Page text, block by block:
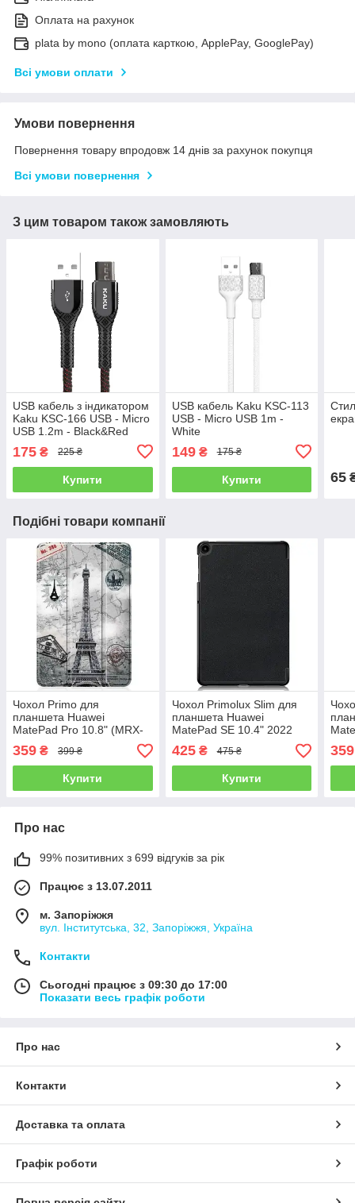
Оплата на рахунок
plata by mono (оплата карткою, ApplePay, GooglePay)
Всі умови оплати
Умови повернення
Повернення товару впродовж 14 днів за рахунок покупця
Всі умови повернення
З цим товаром також замовляють
USB кабель з індикатором
Kaku KSC-166 USB - Micro
USB 1.2m - Black&Red
175 ₴ 225 ₴
Купити
USB кабель Kaku KSC-113
USB - Micro USB 1m -
White
149₴ 175 ₴
Купити 65
Подібні товари компанії
Чохол Primo для
планшета Huawei
MatePad Pro 10.8" (MRX-
W09 / MRX-W19 / MRX-
AL09) Slim - Paris
359 ₴ 399 ₴
Купити
Чохол Primolux Slim для
планшета Huawei
MatePad SE 10.4" 2022
(AGS5-L09 / AGS5-W09 /
AGS5-W00) - Black
425₴ 475 ₴
Купити
359
Про нас
99% позитивних з 699 відгуків за рік
Працює з 13.07.2011
м. Запоріжжя
вул. Інститутська, 32, Запоріжжя, Україна
Контакти
Сьогодні працює з 09:30 до 17:00
Показати весь графік роботи
Про нас
Контакти
Доставка та оплата
Графік роботи